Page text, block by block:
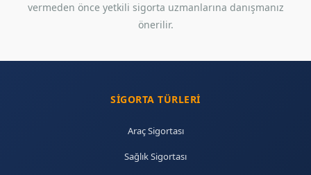
vermeden önce yetkili sigorta uzmanlarına danışmanız
önerilir.
SIGORTA TÜRLERI
Araç Sigortası
Sağlık Sigortası